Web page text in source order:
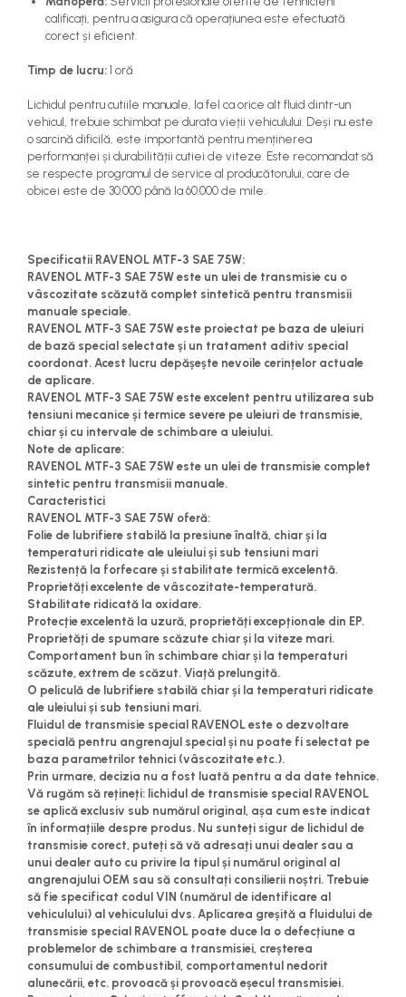
calificați, pentru a asigura că operațiunea este efectuată
corect și eficient.
Timp de lucru: 1 oră
Lichidul pentru cutiile manuale, la fel ca orice alt fluid dintr-un
vehicul, trebuie schimbat pe durata vieții vehiculului. Deși nu este
o sarcină dificilă, este importantă pentru menținerea
performanței și durabilității cutiei de viteze. Este recomandat să
se respecte programul de service al producătorului, care de
obicei este de 30.000 până la 60.000 de mile.
Specificatii RAVENOL MTF-3 SAE 75W:
RAVENOL MTF-3 SAE 75W este un ulei de transmisie cu o
vâscozitate scăzută complet sintetică pentru transmisii
manuale speciale.
RAVENOL MTF-3 SAE 75W este proiectat pe baza de uleiuri
de bază special selectate și un tratament aditiv special
coordonat. Acest lucru depășește nevoile cerințelor actuale
de aplicare.
RAVENOL MTF-3 SAE 75W este excelent pentru utilizarea sub
tensiuni mecanice și termice severe pe uleiuri de transmisie,
chiar și cu intervale de schimbare a uleiului.
Note de aplicare:
RAVENOL MTF-3 SAE 75W este un ulei de transmisie complet
sintetic pentru transmisii manuale.
Caracteristici
RAVENOL MTF-3 SAE 75W oferă:
Folie de lubrifiere stabilă la presiune înaltă, chiar și la
temperaturi ridicate ale uleiului și sub tensiuni mari
Rezistență la forfecare și stabilitate termică excelentă.
Proprietăți excelente de vâscozitate-temperatură.
Stabilitate ridicată la oxidare.
Protecție excelentă la uzură, proprietăți excepționale din EP.
Proprietăți de spumare scăzute chiar și la viteze mari.
Comportament bun în schimbare chiar și la temperaturi
scăzute, extrem de scăzut. Viață prelungită.
O peliculă de lubrifiere stabilă chiar și la temperaturi ridicate
ale uleiului și sub tensiuni mari.
Fluidul de transmisie special RAVENOL este o dezvoltare
specială pentru angrenajul special și nu poate fi selectat pe
baza parametrilor tehnici (vâscozitate etc.).
Prin urmare, decizia nu a fost luată pentru a da date tehnice.
Vă rugăm să rețineți: lichidul de transmisie special RAVENOL
se aplică exclusiv sub numărul original, așa cum este indicat
în informațiile despre produs. Nu sunteți sigur de lichidul de
transmisie corect, puteți să vă adresați unui dealer sau a
unui dealer auto cu privire la tipul și numărul original al
angrenajului OEM sau să consultați consilierii noștri. Trebuie
să fie specificat codul VIN (numărul de identificare al
vehiculului) al vehiculului dvs. Aplicarea greșită a fluidului de
transmisie special RAVENOL poate duce la o defecțiune a
problemelor de schimbare a transmisiei, creșterea
consumului de combustibil, comportamentul nedorit
alunecării, etc. provoacă și provoacă eșecul transmisiei.